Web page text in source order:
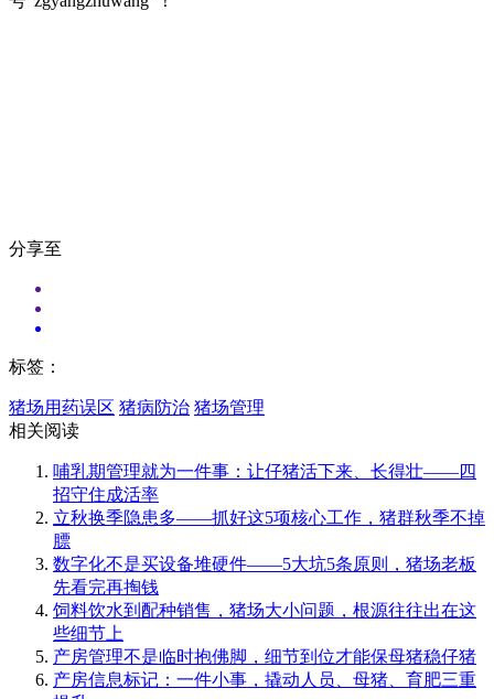
分享至
标签：
猪场用药误区 猪病防治 猪场管理
相关阅读
哺乳期管理就为一件事：让仔猪活下来、长得壮——四
招守住成活率
立秋换季隐患多——抓好这5项核心工作，猪群秋季不掉
膘
数字化不是买设备堆硬件——5大坑5条原则，猪场老板
先看完再掏钱
饲料饮水到配种销售，猪场大小问题，根源往往出在这
些细节上
产房管理不是临时抱佛脚，细节到位才能保母猪稳仔猪
产房信息标记：一件小事，撬动人员、母猪、育肥三重